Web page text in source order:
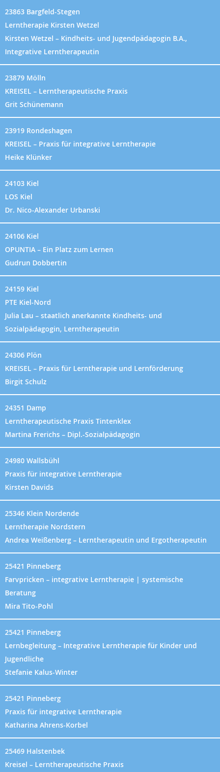
23863 Bargfeld-Stegen
Lerntherapie Kirsten Wetzel
Kirsten Wetzel – Kindheits- und Jugendpädagogin B.A.,
Integrative Lerntherapeutin
23879 Mölln
KREISEL – Lerntherapeutische Praxis
Grit Schünemann
23919 Rondeshagen
KREISEL – Praxis für integrative Lerntherapie
Heike Klünker
24103 Kiel
LOS Kiel
Dr. Nico-Alexander Urbanski
24106 Kiel
OPUNTIA – Ein Platz zum Lernen
Gudrun Dobbertin
24159 Kiel
PTE Kiel-Nord
Julia Lau – staatlich anerkannte Kindheits- und
Sozialpädagogin, Lerntherapeutin
24306 Plön
KREISEL – Praxis für Lerntherapie und Lernförderung
Birgit Schulz
24351 Damp
Lerntherapeutische Praxis Tintenklex
Martina Frerichs – Dipl.-Sozialpädagogin
24980 Wallsbühl
Praxis für integrative Lerntherapie
Kirsten Davids
25346 Klein Nordende
Lerntherapie Nordstern
Andrea Weißenberg – Lerntherapeutin und Ergotherapeutin
25421 Pinneberg
Farvpricken – integrative Lerntherapie | systemische
Beratung
Mira Tito-Pohl
25421 Pinneberg
Lernbegleitung – Integrative Lerntherapie für Kinder und
Jugendliche
Stefanie Kalus-Winter
25421 Pinneberg
Praxis für integrative Lerntherapie
Katharina Ahrens-Korbel
25469 Halstenbek
Kreisel – Lerntherapeutische Praxis